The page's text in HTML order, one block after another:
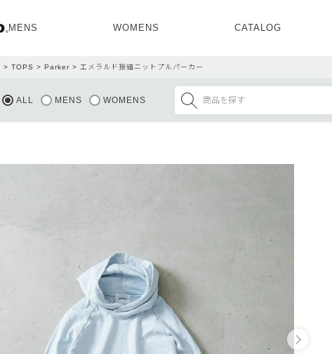
MENS
TOPS
WOMENS
TOPS
CATALOG
CONCEPT
TOPS Parker エメラルド接結ニットプルパーカー
ALL MENS WOMENS